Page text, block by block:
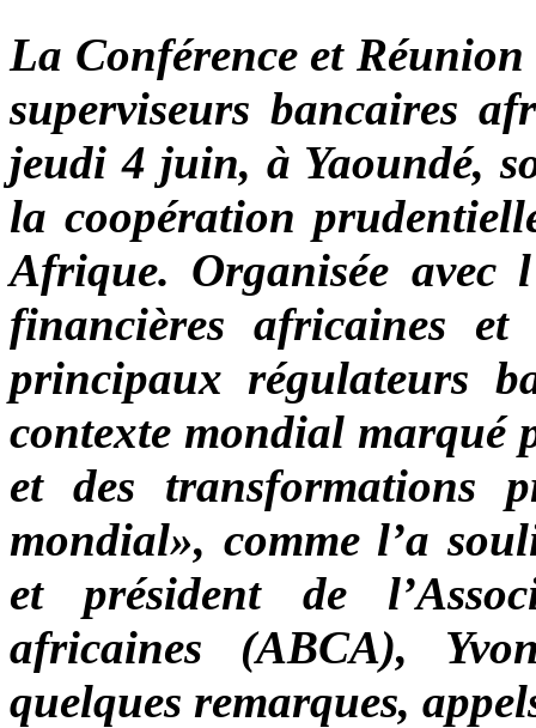
La Conférence et
superviseurs bancaires
jeudi 4 juin, à Yaoundé,
la coopération
Afrique. Organisée avec
financières africaines
principaux régulateurs
contexte mondial marqué
et des transformations
mondial», comme l’a
et président de
africaines (ABCA),
quelques remarques,